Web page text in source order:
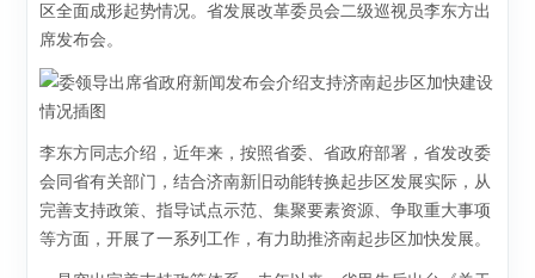
区全面成形起势情况。省发展改革委员会二级巡视员李东方出
席发布会。
李东方同志介绍，近年来，按照省委、省政府部署，省发改委
会同省有关部门，结合济南新旧动能转换起步区发展实际，从
完善支持政策、指导试点示范、集聚要素资源、争取重大事项
等方面，开展了一系列工作，有力助推济南起步区加快发展。